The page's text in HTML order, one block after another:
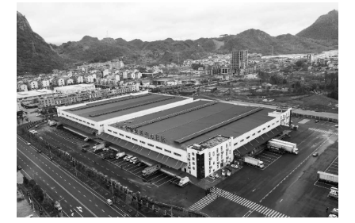
文化产业
地方频道
北京 天津 河北 山西
辽宁 吉林 上海 江苏
浙江 安徽 福建 江西